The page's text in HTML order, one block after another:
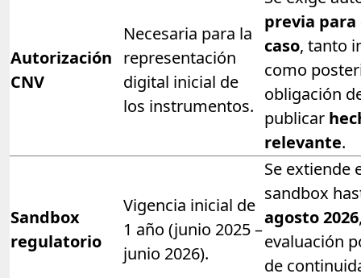
Autorización
CNV
Necesaria para la
representación
digital inicial de
los instrumentos.
previa para
caso, tanto
como
obligación
publicar
relevante.
Sandbox
regulatorio
Vigencia inicial de
1 año (junio 2025 –
junio 2026).
Se extiende
sandbox
agosto 2026
evaluación
de